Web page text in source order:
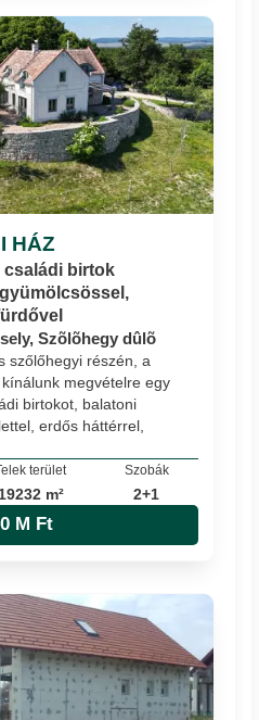
HÁZ
családi birtok
Szõlõhegy dûlõ
szőlőhegyi részén, a
megvételre egy
birtokot, balatoni
erdős háttérrel,
terület
19232 m²
Szobák
2+1
M Ft